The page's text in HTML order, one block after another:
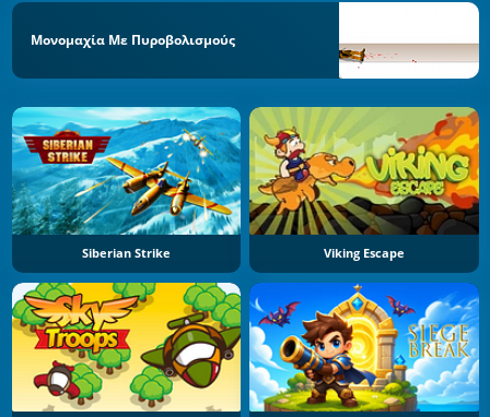
Μονομαχία Με Πυροβολισμούς
Siberian Strike Viking Escape